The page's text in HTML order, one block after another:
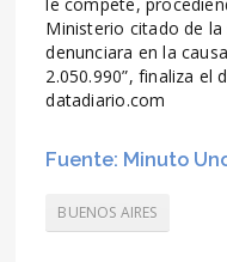
Ministerio citado de
denunciara en la
2.050.990”, finaliza el
datadiario.com
Fuente: Minuto
BUENOS AIRES